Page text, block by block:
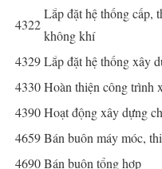
4322
Lắp đặt hệ thống cấp,
không khí
4329Lắp đặt hệ thống xây
4330Hoàn thiện công trình
4390Hoạt động xây dựng
4659Bán buôn máy móc,
4690Bán buôn tổng hợp